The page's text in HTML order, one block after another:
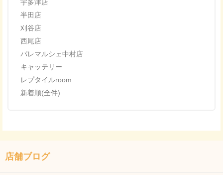
宇多津店
半田店
刈谷店
西尾店
パレマルシェ中村店
キャッテリー
レプタイルroom
新着順(全件)
店舗ブログ